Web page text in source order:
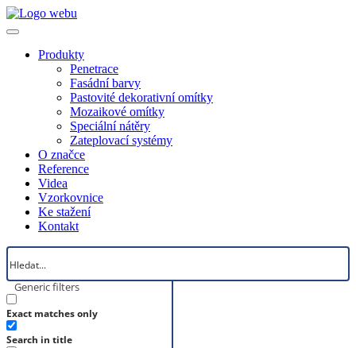
Produkty
Penetrace
Fasádní barvy
Pastovité dekorativní omítky
Mozaikové omítky
Speciální nátěry
Zateplovací systémy
O značce
Reference
Videa
Vzorkovnice
Ke stažení
Kontakt
Generic filters
Exact matches only
Search in title